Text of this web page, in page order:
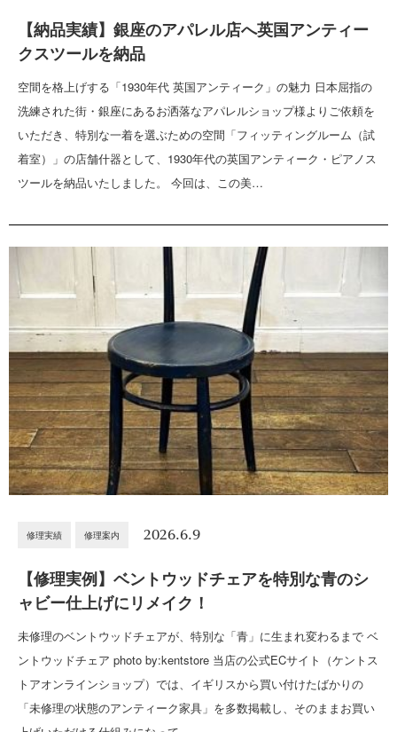
【納品実績】銀座のアパレル店へ英国アンティー
クスツールを納品
空間を格上げする「1930年代 英国アンティーク」の魅力 日本屈指の
洗練された街・銀座にあるお洒落なアパレルショップ様よりご依頼を
いただき、特別な一着を選ぶための空間「フィッティングルーム（試
着室）」の店舗什器として、1930年代の英国アンティーク・ピアノス
ツールを納品いたしました。 今回は、この美…
修理実績 修理案内 2026.6.9
【修理実例】ベントウッドチェアを特別な青のシ
ャビー仕上げにリメイク！
未修理のベントウッドチェアが、特別な「青」に生まれ変わるまで ベ
ントウッドチェア photo by:kentstore 当店の公式ECサイト（ケントス
トアオンラインショップ）では、イギリスから買い付けたばかりの
「未修理の状態のアンティーク家具」を多数掲載し、そのままお買い